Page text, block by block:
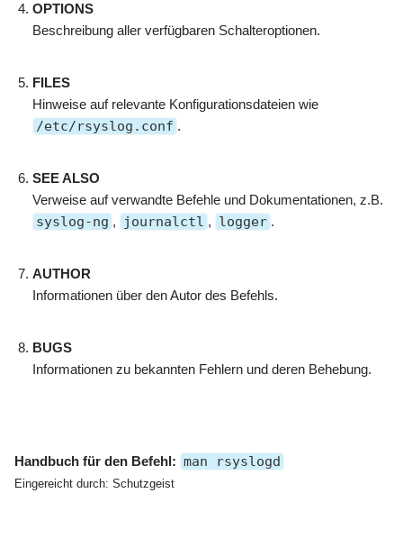
OPTIONS
Beschreibung aller verfügbaren Schalteroptionen.
FILES
Hinweise auf relevante Konfigurationsdateien wie
/etc/rsyslog.conf .
SEE ALSO
Verweise auf verwandte Befehle und Dokumentationen, z.B.
syslog-ng , journalctl , logger .
AUTHOR
Informationen über den Autor des Befehls.
BUGS
Informationen zu bekannten Fehlern und deren Behebung.
Handbuch für den Befehl: man rsyslogd
Eingereicht durch: Schutzgeist